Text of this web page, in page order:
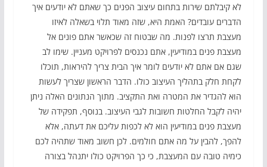
לא קיבלתם שירות בתחום עיצוב הפנים כך שאתם לא יודעים איך
הדברים עובדים? האמת היא, שזה מאוד תלוי בשאלה לאיזו
מעצבת תרצו לפנות. מה שבטוח זה שכאשר אתם פונים אל
מעצבת פנים במודיעין, אתם נכנסים לפרויקט מעניין. שימו לב
שגם אם אתם לא יודעים לומר איך הבית צריך להיראות, תוכלו
לקחת חלק בתהליך העיצוב כולו. הדבר הראשון שצריך לעשות
הוא להגדיר את המטרה ואת התקציב. מתוך הנתונים האלה ניתן
יהיה לקבל החלטות חשובות לגבי העיצוב. בנוסף, תפקידה של
מעצבת פנים במודיעין הוא לא לכפות עליכם את דעתה, אלא
להפך, להבין על מה אתם חולמים. לכן חשוב מאוד שתהיה לכם
כימיה טובה עם המעצבת, כי כך הפרויקט כולו יתנהל בצורה